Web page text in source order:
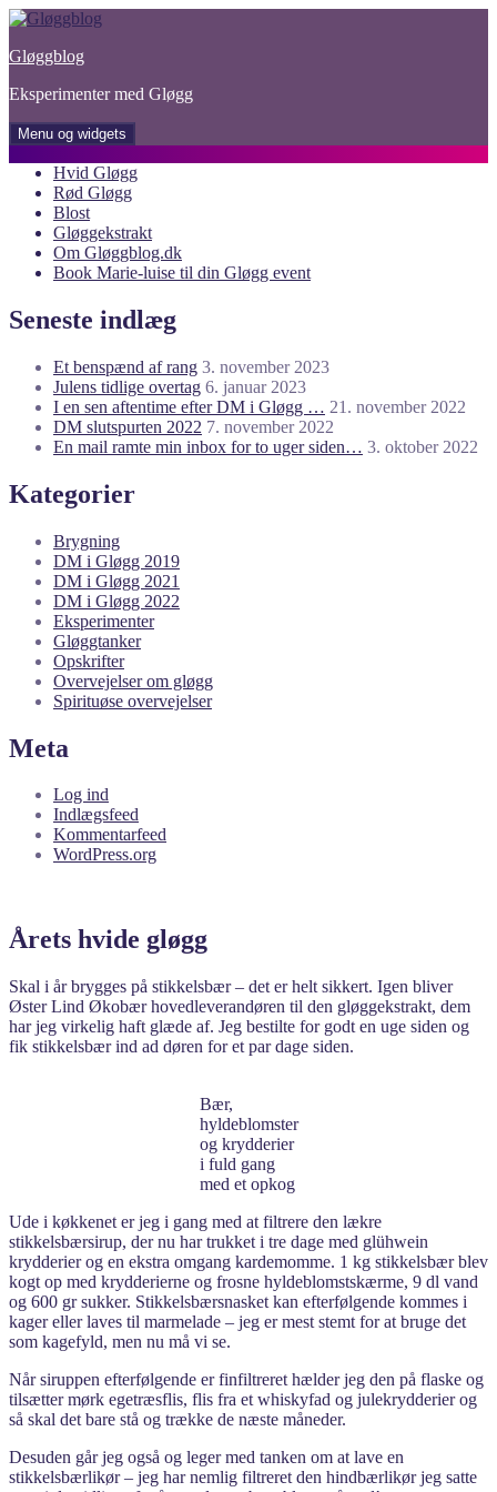
Hop
indhold
Gløggblog
Eksperimenter med Gløgg
Menu og widgets
Hvid Gløgg
Rød Gløgg
Blost
Gløggekstrakt
Om Gløggblog.dk
Book Marie-luise til din Gløgg event
Seneste indlæg
Et benspænd af rang 3. november 2023
Julens tidlige overtag 6. januar 2023
I en sen aftentime efter DM i Gløgg … 21. november 2022
DM slutspurten 2022 7. november 2022
En mail ramte min inbox for to uger siden… 3. oktober 2022
Kategorier
Brygning
DM i Gløgg 2019
DM i Gløgg 2021
DM i Gløgg 2022
Eksperimenter
Gløggtanker
Opskrifter
Overvejelser om gløgg
Spirituøse overvejelser
Meta
Log ind
Indlægsfeed
Kommentarfeed
WordPress.org
Årets hvide gløgg
Skal i år brygges på stikkelsbær – det er helt sikkert. Igen bliver
Øster Lind Økobær hovedleverandøren til den gløggekstrakt, dem
har jeg virkelig haft glæde af. Jeg bestilte for godt en uge siden og
fik stikkelsbær ind ad døren for et par dage siden.
Bær,
hyldeblomster
og krydderier
i fuld gang
med et opkog
Ude i køkkenet er jeg i gang med at filtrere den lækre
stikkelsbærsirup, der nu har trukket i tre dage med glühwein
krydderier og en ekstra omgang kardemomme. 1 kg stikkelsbær blev
kogt op med krydderierne og frosne hyldeblomstskærme, 9 dl vand
og 600 gr sukker. Stikkelsbærsnasket kan efterfølgende kommes i
kager eller laves til marmelade – jeg er mest stemt for at bruge det
som kagefyld, men nu må vi se.
Når siruppen efterfølgende er finfiltreret hælder jeg den på flaske og
tilsætter mørk egetræsflis, flis fra et whiskyfad og julekrydderier og
så skal det bare stå og trække de næste måneder.
Desuden går jeg også og leger med tanken om at lave en
stikkelsbærlikør – jeg har nemlig filtreret den hindbærlikør jeg satte